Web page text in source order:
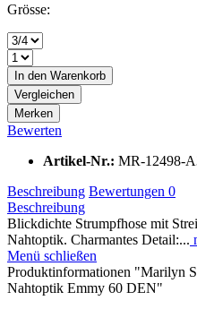
Grösse:
In den Warenkorb
Vergleichen
Merken
Bewerten
Artikel-Nr.: MR-12498-
Beschreibung Bewertungen 0
Beschreibung
Blickdichte Strumpfhose mit
Nahtoptik. Charmantes Detail:...
Menü schließen
Produktinformationen "Marilyn
Nahtoptik Emmy 60 DEN"